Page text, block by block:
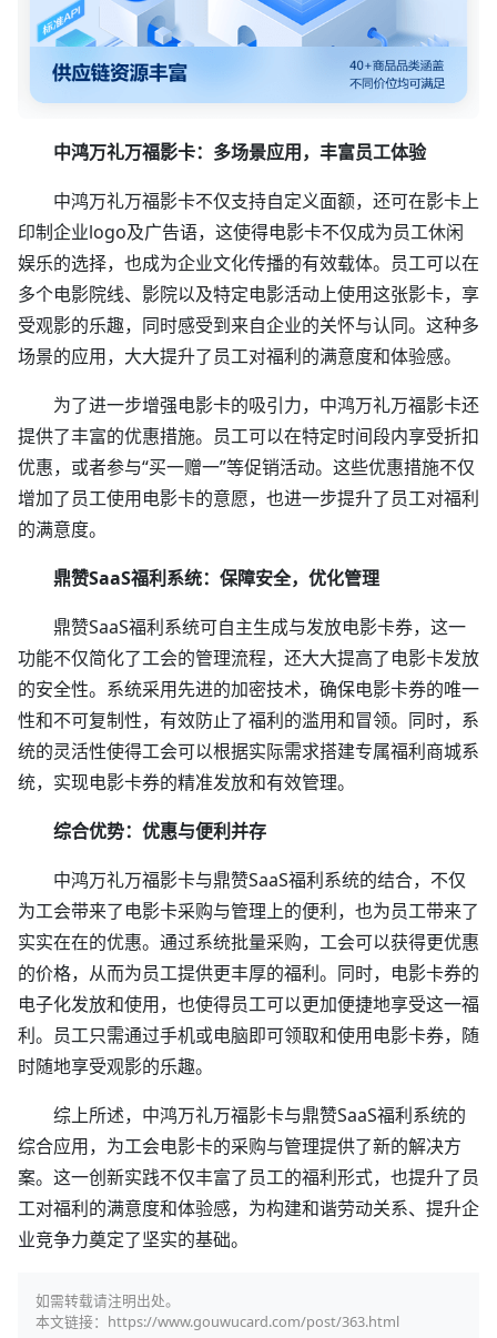
中鸿万礼万福影卡：多场景应用，丰富员工体验
中鸿万礼万福影卡不仅支持自定义面额，还可在影卡上
印制企业logo及广告语，这使得电影卡不仅成为员工休闲
娱乐的选择，也成为企业文化传播的有效载体。员工可以在
多个电影院线、影院以及特定电影活动上使用这张影卡，享
受观影的乐趣，同时感受到来自企业的关怀与认同。这种多
场景的应用，大大提升了员工对福利的满意度和体验感。
为了进一步增强电影卡的吸引力，中鸿万礼万福影卡还
提供了丰富的优惠措施。员工可以在特定时间段内享受折扣
优惠，或者参与“买一赠一”等促销活动。这些优惠措施不仅
增加了员工使用电影卡的意愿，也进一步提升了员工对福利
的满意度。
鼎赞SaaS福利系统：保障安全，优化管理
鼎赞SaaS福利系统可自主生成与发放电影卡券，这一
功能不仅简化了工会的管理流程，还大大提高了电影卡发放
的安全性。系统采用先进的加密技术，确保电影卡券的唯一
性和不可复制性，有效防止了福利的滥用和冒领。同时，系
统的灵活性使得工会可以根据实际需求搭建专属福利商城系
统，实现电影卡券的精准发放和有效管理。
综合优势：优惠与便利并存
中鸿万礼万福影卡与鼎赞SaaS福利系统的结合，不仅
为工会带来了电影卡采购与管理上的便利，也为员工带来了
实实在在的优惠。通过系统批量采购，工会可以获得更优惠
的价格，从而为员工提供更丰厚的福利。同时，电影卡券的
电子化发放和使用，也使得员工可以更加便捷地享受这一福
利。员工只需通过手机或电脑即可领取和使用电影卡券，随
时随地享受观影的乐趣。
综上所述，中鸿万礼万福影卡与鼎赞SaaS福利系统的
综合应用，为工会电影卡的采购与管理提供了新的解决方
案。这一创新实践不仅丰富了员工的福利形式，也提升了员
工对福利的满意度和体验感，为构建和谐劳动关系、提升企
业竞争力奠定了坚实的基础。
如需转载请注明出处。
本文链接：https://www.gouwucard.com/post/363.html